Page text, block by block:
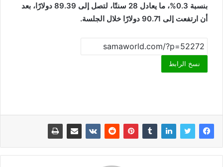
بنسبة 0.3%، ما يعادل 28 سنتًا، لتصل إلى 89.39 دولارًا، بعد
أن ارتفعت إلى 90.71 دولارًا خلال الجلسة.
نسخ الرابط